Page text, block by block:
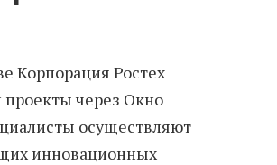
Корпорация Ростех
через Окно
осуществляют
инновационных